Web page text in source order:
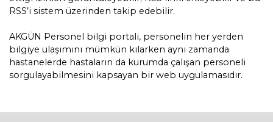
RSS’i sistem üzerinden takip edebilir.
AKGÜN Personel bilgi portali, personelin her yerden
bilgiye ulaşımını mümkün kılarken aynı zamanda
hastanelerde hastaların da kurumda çalışan personeli
sorgulayabilmesini kapsayan bir web uygulamasıdır.
AKGÜN Mobil Uygulamalar